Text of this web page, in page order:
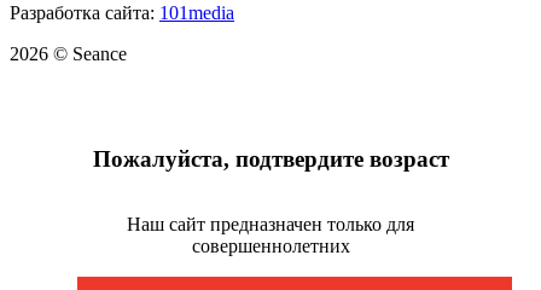
Разработка сайта: 101media
2026 © Seance
Пожалуйста, подтвердите возраст
Наш сайт предназначен только для
совершеннолетних